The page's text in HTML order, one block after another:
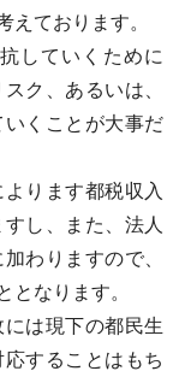
えております。
していくために
ク、あるいは、
くことが大事だ
ります都税収入
し、また、法人
わりますので、
となります。
は現下の都民生
することはもち